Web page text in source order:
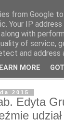
2015
Edyta
from Google
Your IP
with
of service,
and address
MORE